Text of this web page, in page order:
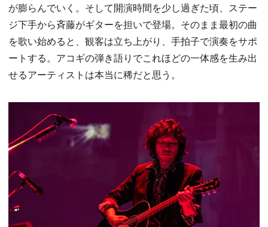
が膨らんでいく。そして開演時間を少し過ぎた頃、ステー
ジ下手から斉藤がギターを担いで登場。そのまま最初の曲
を歌い始めると、観客は立ち上がり、手拍子で演奏をサポ
ートする。アコギの弾き語りでこれほどの一体感を生み出
せるアーティストは本当に稀だと思う。